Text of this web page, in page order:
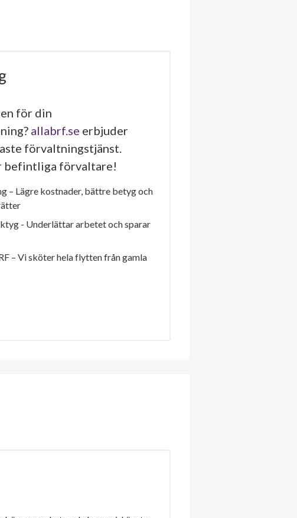
för din
allabrf.se erbjuder
förvaltningstjänst.
befintliga förvaltare!
– Lägre kostnader, bättre betyg och
- Underlättar arbetet och sparar
– Vi sköter hela flytten från gamla